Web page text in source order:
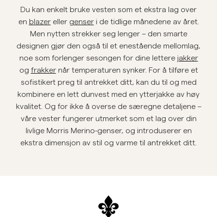
Poloskjorter
Yttertøy
Shorts
Du kan enkelt bruke vesten som et ekstra lag over
en blazereller genseri de tidlige månedene av året.
Men nytten strekker seg lenger – den smarte
designen gjør den også til et enestående mellomlag,
noe som forlenger sesongen for dine lettere jakker
og frakkernår temperaturen synker. For å tilføre et
sofistikert preg til antrekket ditt, kan du til og med
kombinere en lett dunvest med en ytterjakke av høy
kvalitet. Og for ikke å overse de særegne detaljene –
våre vester fungerer utmerket som et lag over din
livlige Morris Merino-genser, og introduserer en
ekstra dimensjon av stil og varme til antrekket ditt.